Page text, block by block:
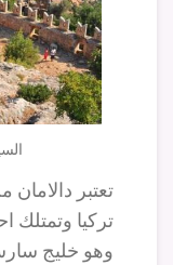
تعتبر
تركيا وتمتلك
وهو خليج